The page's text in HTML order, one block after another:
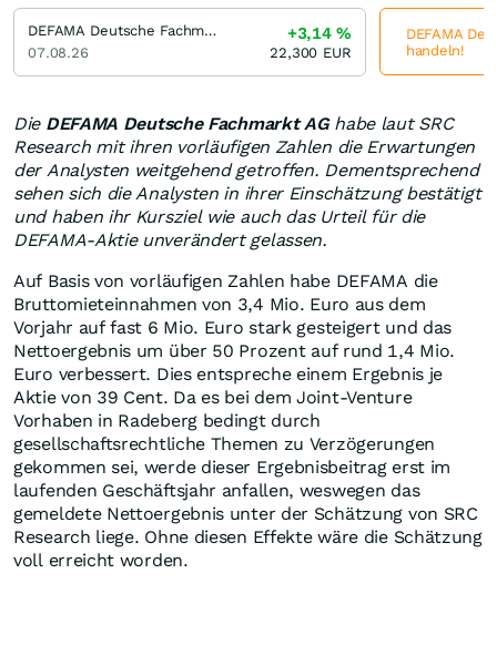
Die DEFAMA Deutsche Fachmarkt AGhabe laut SRC
Research mit ihren vorläufigen Zahlen die Erwartungen
der Analysten weitgehend getroffen. Dementsprechend
sehen sich die Analysten in ihrer Einschätzung bestätigt
und haben ihr Kursziel wie auch das Urteil für die
DEFAMA-Aktie unverändert gelassen.
Auf Basis von vorläufigen Zahlen habe DEFAMA die
Bruttomieteinnahmen von 3,4 Mio. Euro aus dem
Vorjahr auf fast 6 Mio. Euro stark gesteigert und das
Nettoergebnis um über 50 Prozent auf rund 1,4 Mio.
Euro verbessert. Dies entspreche einem Ergebnis je
Aktie von 39 Cent. Da es bei dem Joint-Venture
Vorhaben in Radeberg bedingt durch
gesellschaftsrechtliche Themen zu Verzögerungen
gekommen sei, werde dieser Ergebnisbeitrag erst im
laufenden Geschäftsjahr anfallen, weswegen das
gemeldete Nettoergebnis unter der Schätzung von SRC
Research liege. Ohne diesen Effekte wäre die Schätzung
voll erreicht worden.
DEFAMA Deutsche Fachmarkt
07.08.26
+3,14%
22,300 EUR
DEFAMA
handeln!